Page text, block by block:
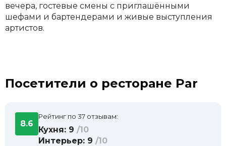
вечера, гостевые смены с приглашёнными
шефами и бартендерами и живые выступления
артистов.
Посетители о ресторане Par
8.6
Рейтинг по 37 отзывам:
Кухня: 9 /10
Интерьер: 9 /10